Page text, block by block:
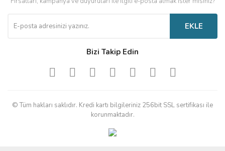
EKLE
Bizi Takip Edin
© Tüm hakları saklıdır. Kredi kartı bilgileriniz 256bit SSL sertifikası ile
korunmaktadır.